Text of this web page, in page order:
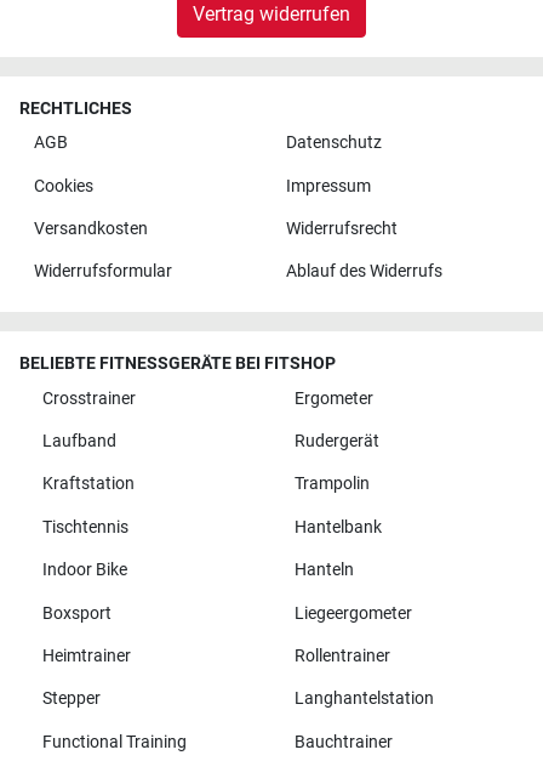
Vertrag widerrufen
RECHTLICHES
AGB
Datenschutz
Cookies Impressum
Versandkosten Widerrufsrecht
Widerrufsformular Ablauf des Widerrufs
BELIEBTE FITNESSGERÄTE BEI FITSHOP
Crosstrainer
Ergometer
Laufband Rudergerät
Kraftstation Trampolin
Tischtennis Hantelbank
Indoor Bike Hanteln
Boxsport Liegeergometer
Heimtrainer Rollentrainer
Stepper Langhantelstation
Functional Training Bauchtrainer